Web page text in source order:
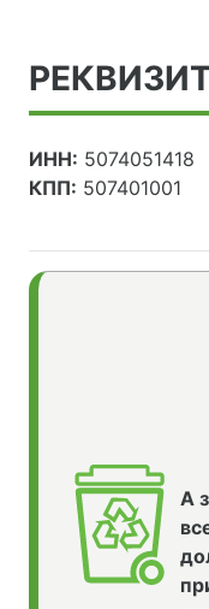
ИНН: 5074051418
КПП: 507401001
А